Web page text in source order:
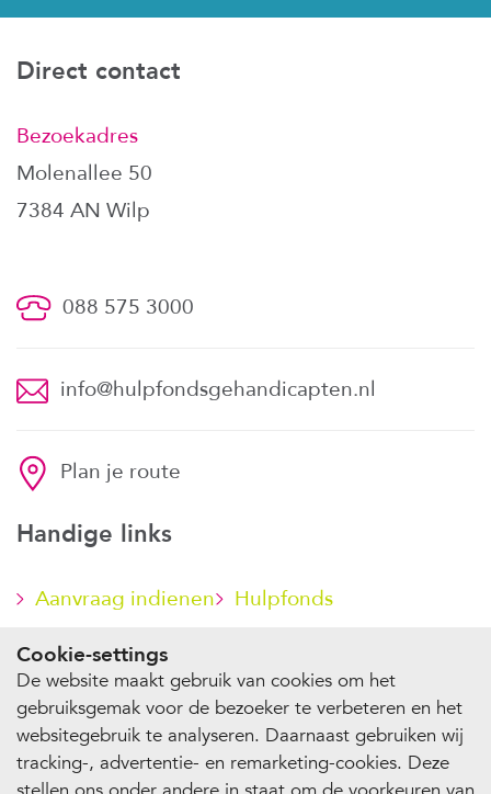
Cookie-settings
De website maakt gebruik van cookies om het
gebruiksgemak voor de bezoeker te verbeteren en het
websitegebruik te analyseren. Daarnaast gebruiken wij
tracking-, advertentie- en remarketing-cookies. Deze
Direct contact
Bezoekadres
Molenallee 50
7384 AN Wilp
088 575 3000
info@hulpfondsgehandicapten.nl
Plan je route
Handige links
Aanvraag indienen
Hulpfonds
© 2026 Stichting Hulpfonds Gehandicapten
Privacy
Cookie-instellingen